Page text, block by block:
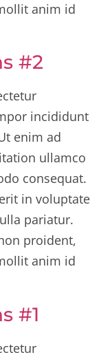
anim id
#2
incididunt
enim ad
ullamco
consequat.
in voluptate
pariatur.
proident,
anim id
#1